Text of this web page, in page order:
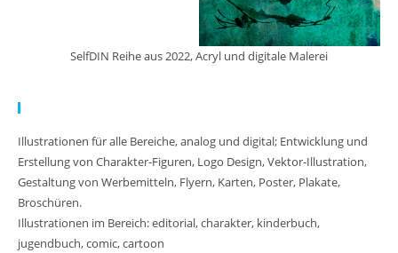
SelfDIN Reihe aus 2022, Acryl und digitale Malerei
Illustrationen für alle Bereiche, analog und digital; Entwicklung und
Erstellung von Charakter-Figuren, Logo Design, Vektor-Illustration,
Gestaltung von Werbemitteln, Flyern, Karten, Poster, Plakate,
Broschüren.
Illustrationen im Bereich: editorial, charakter, kinderbuch,
jugendbuch, comic, cartoon